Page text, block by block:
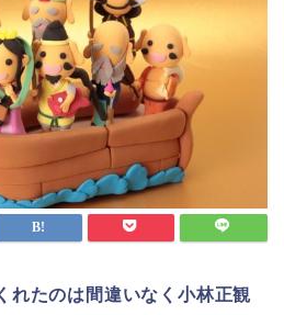
れたのは間違いなく小林正観